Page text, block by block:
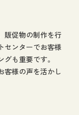
販促物の制作を行
センターでお客様
も重要です。
客様の声を活かし